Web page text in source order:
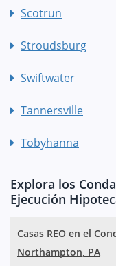
Scotrun
Stroudsburg
Swiftwater
Tannersville
Tobyhanna
Explora los
Ejecución
Casas REO en el
Northampton, PA